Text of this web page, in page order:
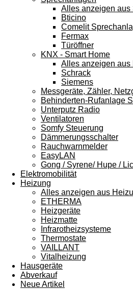
Alles anzeigen aus
Bticino
Comelit
Fermax
Türöffner
KNX - Smart Home
Alles anzeigen aus
Schrack
Siemens
Messgeräte, Zähler,
Behinderten-Rufanlage
Unterputz Radio
Ventilatoren
Somfy Steuerung
Dämmerungsschalter
Rauchwarnmelder
EasyLAN
Gong / Syrene/ Hupe /
Elektromobilität
Heizung
Alles anzeigen aus
ETHERMA
Heizgeräte
Heizmatte
Infrarotheizsysteme
Thermostate
VAILLANT
Vitalheizung
Hausgeräte
Abverkauf
Neue Artikel